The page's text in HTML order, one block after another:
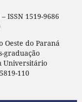
ISSN 1519-9686
Oeste do Paraná
graduação
Universitário
110